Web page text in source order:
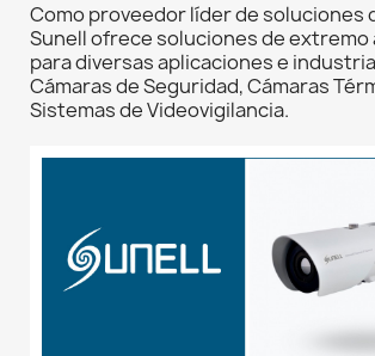
Como proveedor líder de soluciones
Sunell ofrece soluciones de extremo
para diversas aplicaciones e
Cámaras de Seguridad, Cámaras
Sistemas de Videovigilancia.